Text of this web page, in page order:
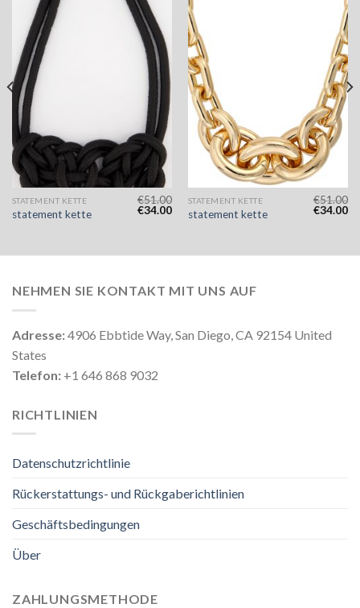
STATEMENT KETTE
statement kette
€51.00
€34.00
STATEMENT KETTE
statement kette
€51.00
€34.00
NEHMEN SIE KONTAKT MIT UNS AUF
Adresse:4906 Ebbtide Way, San Diego, CA 92154 United
States
Telefon: +1 646 868 9032
RICHTLINIEN
Datenschutzrichtlinie
Rückerstattungs- und Rückgaberichtlinien
Geschäftsbedingungen
Über
ZAHLUNGSMETHODE